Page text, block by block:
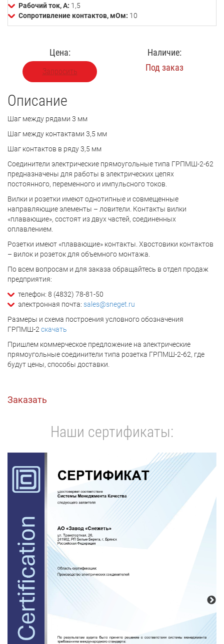
Рабочий ток, А: 1,5
Сопротивление контактов, мОм: 10
Цена:
Запросить
Наличие:
Под заказ
Описание
Шаг между рядами 3 мм
Шаг между контактами 3,5 мм
Шаг контактов в ряду 3,5 мм
Соединители электрические прямоугольные типа ГРПМШ-2-62
предназначены для работы в электрических цепях
постоянного, переменного и импульсного токов.
Вилки и розетки имеют однотипные и совмещенные
направляющие элементы – ловители. Контакты вилки
«плавающие», состоят из двух частей, соединенных
оплавлением.
Розетки имеют «плавающие» контакты. Хвостовики контактов
– вилок и розеток для объемного монтажа.
По всем вопросам и для заказа обращайтесь в отдел продаж
предприятия:
телефон: 8 (4832) 78-81-50
электронная почта: sales@sneget.ru
Размеры и схема построения условного обозначения
ГРПМШ-2 скачать
Пришлем коммерческое предложение на электрические
прямоугольные соединители типа розетка ГРПМШ-2-62, где
будут цены, способы доставки.
Заказать
Наши сертификаты: